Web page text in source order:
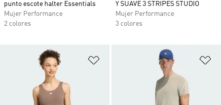
punto escote halter Essentials
Mujer Performance
2 colores
Y SUAVE 3 STRIPES STUDIO
Mujer Performance
3 colores
Añadir a la lista de deseos